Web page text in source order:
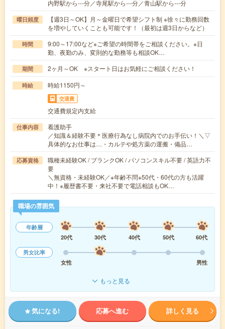
内野駅から---分／寺尾駅から---分／青山駅から---分
曜日頻度
【週3日～OK】月～金曜日で希望シフト制 ※徐々に勤務回数
を増やしていくことも可能です！（最初は週3日からなど）
時間
9:00～17:00など※ご希望の時間帯をご相談ください。※日
勤、夜勤のみ、変則的な勤務等も相談OK…
期間 2ヶ月～OK ※スタート日はお気軽にご相談ください！
時給 時給1150円～
交通費
交通費規定内支給
仕事内容
看護助手
／知識＆経験不要＊医療行為なし病院内でのお手伝い！＼▽
具体的なお仕事は…・カルテや処方薬の運搬・備品…
応募資格
職種未経験OK / ブランクOK / パソコンスキル不要 / 英語力不
要
＼無資格・未経験OK／※年齢不問※50代・60代の方も活躍
中！※履歴書不要・来社不要で電話相談もOK…
職場の雰囲気
年齢層
20代
30代 40代 50代
60代
男女比率
女性
男性
もっと見る
気になる! 応募へ進む 詳しく見る